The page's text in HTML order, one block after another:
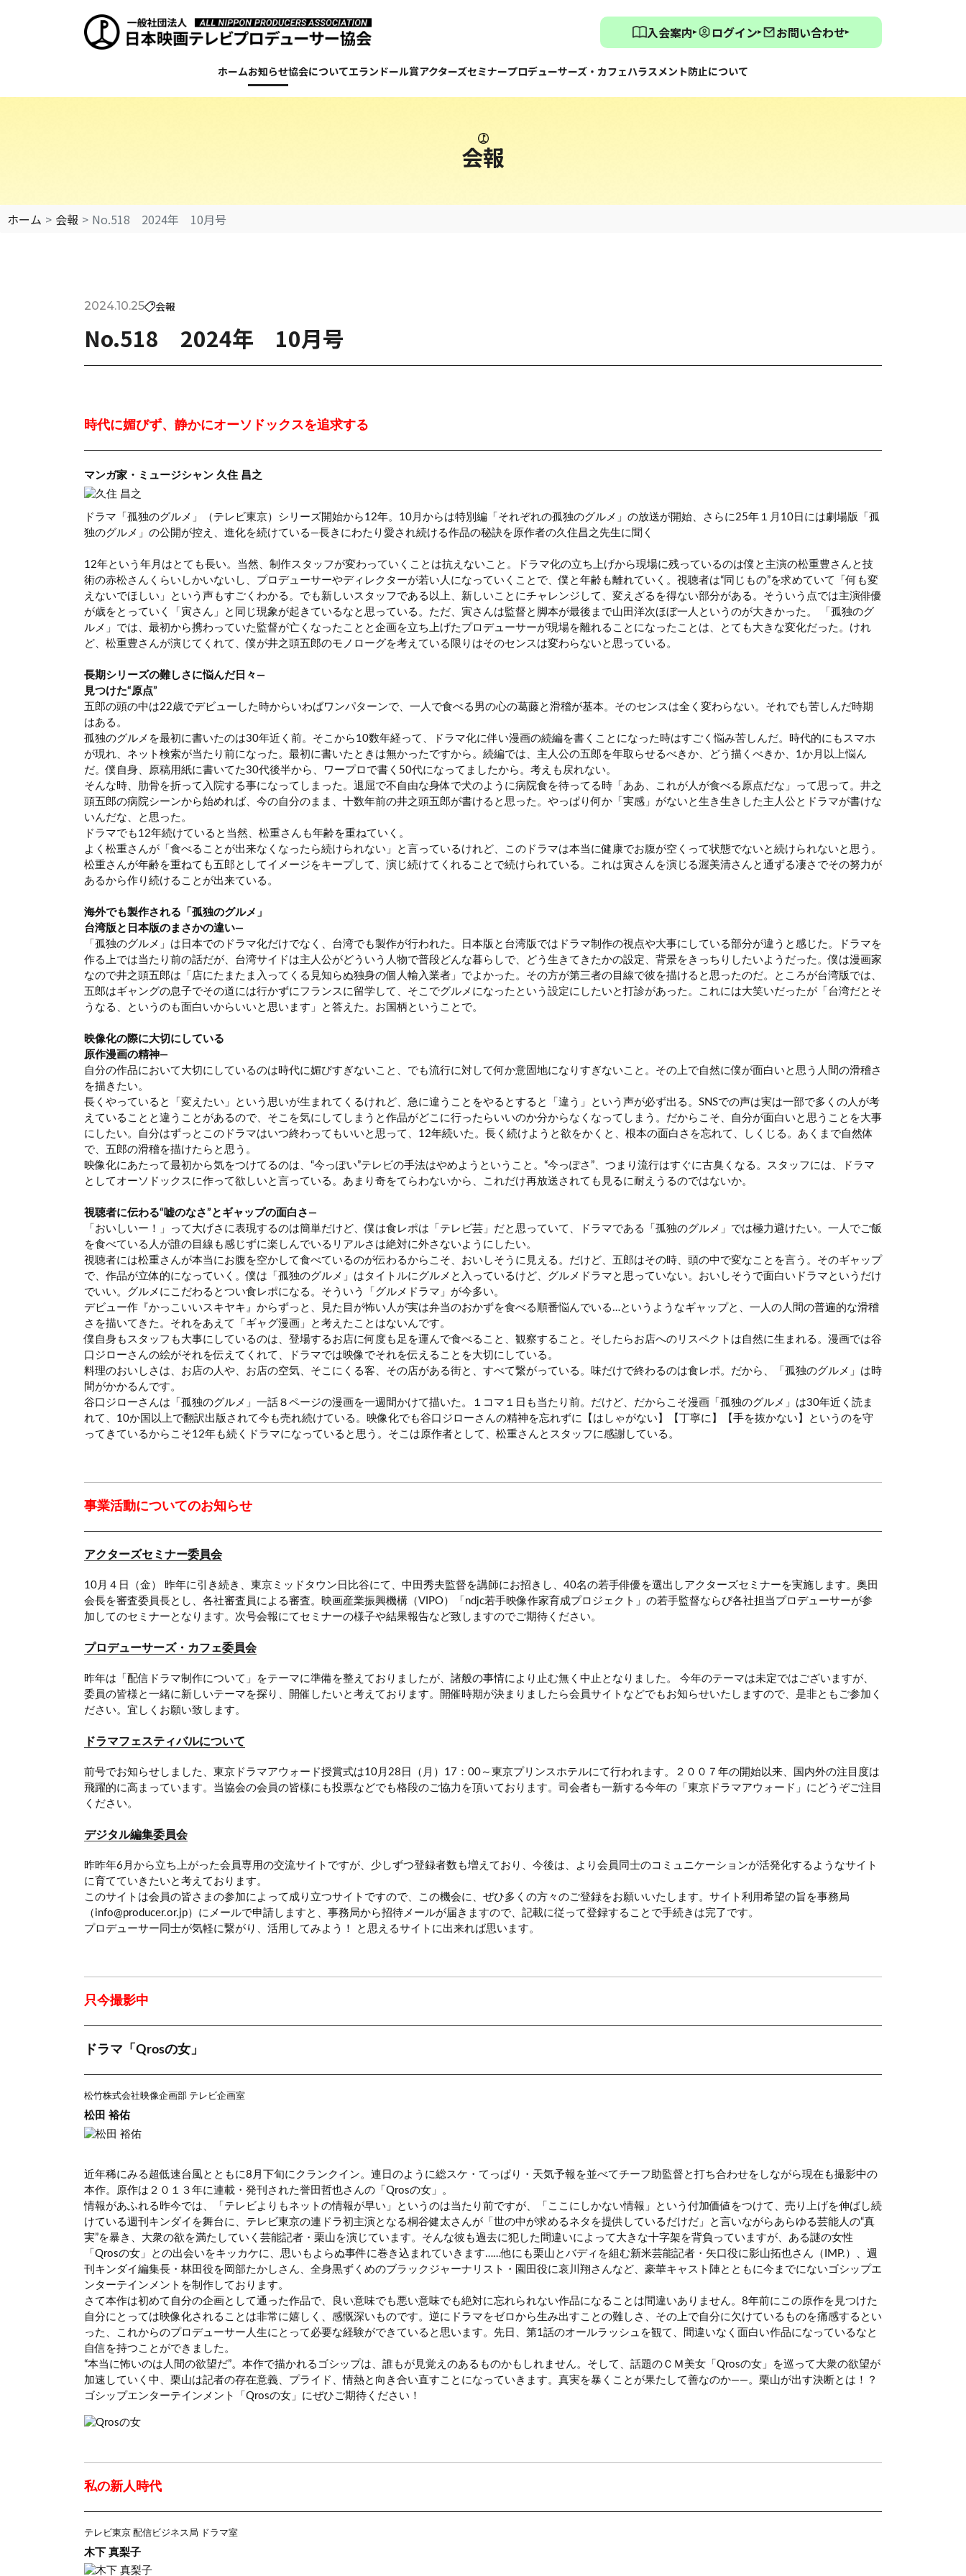
入会案内 ログイン お問い合わせ
ホームお知らせ協会についてエランドール賞アクターズセミナープロデューサーズ・カフェハラスメント防止について
会報
ホーム 会報 No.518 2024年 10月号
2024.10.25 会報
No.518 2024年 10月号
時代に媚びず、静かにオーソドックスを追求する
マンガ家・ミュージシャン 久住 昌之
ドラマ「孤独のグルメ」（テレビ東京）シリーズ開始から12年。10月からは特別編「それぞれの孤独のグルメ」の放送が開始、さらに25年１月10日には劇場版「孤
独のグルメ」の公開が控え、進化を続けている―長きにわたり愛され続ける作品の秘訣を原作者の久住昌之先生に聞く
12年という年月はとても長い。当然、制作スタッフが変わっていくことは抗えないこと。ドラマ化の立ち上げから現場に残っているのは僕と主演の松重豊さんと技
術の赤松さんくらいしかいないし、プロデューサーやディレクターが若い人になっていくことで、僕と年齢も離れていく。視聴者は“同じもの”を求めていて「何も変
えないでほしい」という声もすごくわかる。でも新しいスタッフである以上、新しいことにチャレンジして、変えざるを得ない部分がある。そういう点では主演俳優
が歳をとっていく「寅さん」と同じ現象が起きているなと思っている。ただ、寅さんは監督と脚本が最後まで山田洋次ほぼ一人というのが大きかった。 「孤独のグ
ルメ」では、最初から携わっていた監督が亡くなったことと企画を立ち上げたプロデューサーが現場を離れることになったことは、とても大きな変化だった。けれ
ど、松重豊さんが演じてくれて、僕が井之頭五郎のモノローグを考えている限りはそのセンスは変わらないと思っている。
長期シリーズの難しさに悩んだ日々―
見つけた“原点”
五郎の頭の中は22歳でデビューした時からいわばワンパターンで、一人で食べる男の心の葛藤と滑稽が基本。そのセンスは全く変わらない。それでも苦しんだ時期
はある。
孤独のグルメを最初に書いたのは30年近く前。そこから10数年経って、ドラマ化に伴い漫画の続編を書くことになった時はすごく悩み苦しんだ。時代的にもスマホ
が現れ、ネット検索が当たり前になった。最初に書いたときは無かったですから。続編では、主人公の五郎を年取らせるべきか、どう描くべきか、1か月以上悩ん
だ。僕自身、原稿用紙に書いてた30代後半から、ワープロで書く50代になってましたから。考えも戻れない。
そんな時、肋骨を折って入院する事になってしまった。退屈で不自由な身体で犬のように病院食を待ってる時「ああ、これが人が食べる原点だな」って思って。井之
頭五郎の病院シーンから始めれば、今の自分のまま、十数年前の井之頭五郎が書けると思った。やっぱり何か「実感」がないと生き生きした主人公とドラマが書けな
いんだな、と思った。
ドラマでも12年続けていると当然、松重さんも年齢を重ねていく。
よく松重さんが「食べることが出来なくなったら続けられない」と言っているけれど、このドラマは本当に健康でお腹が空くって状態でないと続けられないと思う。
松重さんが年齢を重ねても五郎としてイメージをキープして、演じ続けてくれることで続けられている。これは寅さんを演じる渥美清さんと通ずる凄さでその努力が
あるから作り続けることが出来ている。
海外でも製作される「孤独のグルメ」
台湾版と日本版のまさかの違い―
「孤独のグルメ」は日本でのドラマ化だけでなく、台湾でも製作が行われた。日本版と台湾版ではドラマ制作の視点や大事にしている部分が違うと感じた。ドラマを
作る上では当たり前の話だが、台湾サイドは主人公がどういう人物で普段どんな暮らしで、どう生きてきたかの設定、背景をきっちりしたいようだった。僕は漫画家
なので井之頭五郎は「店にたまたま入ってくる見知らぬ独身の個人輸入業者」でよかった。その方が第三者の目線で彼を描けると思ったのだ。ところが台湾版では、
五郎はギャングの息子でその道には行かずにフランスに留学して、そこでグルメになったという設定にしたいと打診があった。これには大笑いだったが「台湾だとそ
うなる、というのも面白いからいいと思います」と答えた。お国柄ということで。
映像化の際に大切にしている
原作漫画の精神―
自分の作品において大切にしているのは時代に媚びすぎないこと、でも流行に対して何か意固地になりすぎないこと。その上で自然に僕が面白いと思う人間の滑稽さ
を描きたい。
長くやっていると「変えたい」という思いが生まれてくるけれど、急に違うことをやるとすると「違う」という声が必ず出る。SNSでの声は実は一部で多くの人が考
えていることと違うことがあるので、そこを気にしてしまうと作品がどこに行ったらいいのか分からなくなってしまう。だからこそ、自分が面白いと思うことを大事
にしたい。自分はずっとこのドラマはいつ終わってもいいと思って、12年続いた。長く続けようと欲をかくと、根本の面白さを忘れて、しくじる。あくまで自然体
で、五郎の滑稽を描けたらと思う。
映像化にあたって最初から気をつけてるのは、“今っぽい”テレビの手法はやめようということ。“今っぽさ”、つまり流行はすぐに古臭くなる。スタッフには、ドラマ
としてオーソドックスに作って欲しいと言っている。あまり奇をてらわないから、これだけ再放送されても見るに耐えうるのではないか。
視聴者に伝わる“嘘のなさ”とギャップの面白さ―
「おいしいー！」って大げさに表現するのは簡単だけど、僕は食レポは「テレビ芸」だと思っていて、ドラマである「孤独のグルメ」では極力避けたい。一人でご飯
を食べている人が誰の目線も感じずに楽しんでいるリアルさは絶対に外さないようにしたい。
視聴者には松重さんが本当にお腹を空かして食べているのが伝わるからこそ、おいしそうに見える。だけど、五郎はその時、頭の中で変なことを言う。そのギャップ
で、作品が立体的になっていく。僕は「孤独のグルメ」はタイトルにグルメと入っているけど、グルメドラマと思っていない。おいしそうで面白いドラマというだけ
でいい。グルメにこだわるとつい食レポになる。そういう「グルメドラマ」が今多い。
デビュー作『かっこいいスキヤキ』からずっと、見た目が怖い人が実は弁当のおかずを食べる順番悩んでいる…というようなギャップと、一人の人間の普遍的な滑稽
さを描いてきた。それをあえて「ギャグ漫画」と考えたことはないんです。
僕自身もスタッフも大事にしているのは、登場するお店に何度も足を運んで食べること、観察すること。そしたらお店へのリスペクトは自然に生まれる。漫画では谷
口ジローさんの絵がそれを伝えてくれて、ドラマでは映像でそれを伝えることを大切にしている。
料理のおいしさは、お店の人や、お店の空気、そこにくる客、その店がある街と、すべて繋がっている。味だけで終わるのは食レポ。だから、「孤独のグルメ」は時
間がかかるんです。
谷口ジローさんは「孤独のグルメ」一話８ページの漫画を一週間かけて描いた。１コマ１日も当たり前。だけど、だからこそ漫画「孤独のグルメ」は30年近く読ま
れて、10か国以上で翻訳出版されて今も売れ続けている。映像化でも谷口ジローさんの精神を忘れずに【はしゃがない】【丁寧に】【手を抜かない】というのを守
ってきているからこそ12年も続くドラマになっていると思う。そこは原作者として、松重さんとスタッフに感謝している。
事業活動についてのお知らせ
アクターズセミナー委員会
10月４日（金） 昨年に引き続き、東京ミッドタウン日比谷にて、中田秀夫監督を講師にお招きし、40名の若手俳優を選出しアクターズセミナーを実施します。奥田
会長を審査委員長とし、各社審査員による審査。映画産業振興機構（VIPO）「ndjc若手映像作家育成プロジェクト」の若手監督ならび各社担当プロデューサーが参
加してのセミナーとなります。次号会報にてセミナーの様子や結果報告など致しますのでご期待ください。
プロデューサーズ・カフェ委員会
昨年は「配信ドラマ制作について」をテーマに準備を整えておりましたが、諸般の事情により止む無く中止となりました。 今年のテーマは未定ではございますが、
委員の皆様と一緒に新しいテーマを探り、開催したいと考えております。開催時期が決まりましたら会員サイトなどでもお知らせいたしますので、是非ともご参加く
ださい。宜しくお願い致します。
ドラマフェスティバルについて
前号でお知らせしました、東京ドラマアウォード授賞式は10月28日（月）17：00～東京プリンスホテルにて行われます。２００７年の開始以来、国内外の注目度は
飛躍的に高まっています。当協会の会員の皆様にも投票などでも格段のご協力を頂いております。司会者も一新する今年の「東京ドラマアウォード」にどうぞご注目
ください。
デジタル編集委員会
昨昨年6月から立ち上がった会員専用の交流サイトですが、少しずつ登録者数も増えており、今後は、より会員同士のコミュニケーションが活発化するようなサイト
に育てていきたいと考えております。
このサイトは会員の皆さまの参加によって成り立つサイトですので、この機会に、ぜひ多くの方々のご登録をお願いいたします。サイト利用希望の旨を事務局
（info@producer.or.jp）にメールで申請しますと、事務局から招待メールが届きますので、記載に従って登録することで手続きは完了です。
プロデューサー同士が気軽に繋がり、活用してみよう！ と思えるサイトに出来れば思います。
只今撮影中
ドラマ「Qrosの女」
松竹株式会社映像企画部 テレビ企画室
松田 裕佑
近年稀にみる超低速台風とともに8月下旬にクランクイン。連日のように総スケ・てっぱり・天気予報を並べてチーフ助監督と打ち合わせをしながら現在も撮影中の
本作。原作は２０１３年に連載・発刊された誉田哲也さんの「Qrosの女」。
情報があふれる昨今では、「テレビよりもネットの情報が早い」というのは当たり前ですが、「ここにしかない情報」という付加価値をつけて、売り上げを伸ばし続
けている週刊キンダイを舞台に、テレビ東京の連ドラ初主演となる桐谷健太さんが「世の中が求めるネタを提供しているだけだ」と言いながらあらゆる芸能人の“真
実”を暴き、大衆の欲を満たしていく芸能記者・栗山を演じています。そんな彼も過去に犯した間違いによって大きな十字架を背負っていますが、ある謎の女性
「Qrosの女」との出会いをキッカケに、思いもよらぬ事件に巻き込まれていきます……他にも栗山とバディを組む新米芸能記者・矢口役に影山拓也さん（IMP.）、週
刊キンダイ編集長・林田役を岡部たかしさん、全身黒ずくめのブラックジャーナリスト・園田役に哀川翔さんなど、豪華キャスト陣とともに今までにないゴシップエ
ンターテインメントを制作しております。
さて本作は初めて自分の企画として通った作品で、良い意味でも悪い意味でも絶対に忘れられない作品になることは間違いありません。8年前にこの原作を見つけた
自分にとっては映像化されることは非常に嬉しく、感慨深いものです。逆にドラマをゼロから生み出すことの難しさ、その上で自分に欠けているものを痛感するとい
った、これからのプロデューサー人生にとって必要な経験ができていると思います。先日、第1話のオールラッシュを観て、間違いなく面白い作品になっているなと
自信を持つことができました。
“本当に怖いのは人間の欲望だ”。本作で描かれるゴシップは、誰もが見覚えのあるものかもしれません。そして、話題のＣＭ美女「Qrosの女」を巡って大衆の欲望が
加速していく中、栗山は記者の存在意義、プライド、情熱と向き合い直すことになっていきます。真実を暴くことが果たして善なのか――。栗山が出す決断とは！？
ゴシップエンターテインメント「Qrosの女」にぜひご期待ください！
私の新人時代
テレビ東京 配信ビジネス局 ドラマ室
木下 真梨子